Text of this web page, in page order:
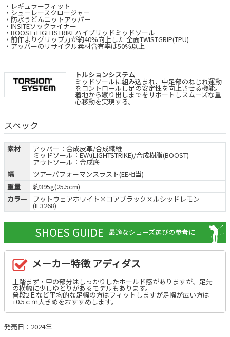
・レギュラーフィット
・シューレースクロージャー
・防水うどんニットアッパー
・INSITEソックライナー
・BOOST+LIGHTSTRIKEハイブリッドミッドソール
・前作よりグリップ力が約40%向上した 全面TWISTGRIP(TPU)
・アッパーのリサイクル素材含有率は50%以上
トルションシステム
ミッドソールに組み込まれ、中足部のねじれ運動
をコントロールし足の安定性を向上させる機能。
着地から蹴り出しまでをサポートしスムーズな重
心移動を実現する。
スペック
素材 アッパー：合成皮革/合成繊維
ミッドソール：EVA(LIGHTSTRIKE)/合成樹脂(BOOST)
アウトソール：合成底
幅
ツアーパフォーマンスラスト(EE相当)
重量
約395g(25.5cm)
カラー
フットウェアホワイト×コアブラック×ルシッドレモン
(IF3268)
SHOES GUIDE 最適なシューズ選びの参考に
メーカー特徴 アディダス
土踏まず・甲の部分はしっかりしたホールド感がありますが、足先
の横幅に少しゆとりがあるモデルもあります。
普段2Ｅなど平均的な足幅の方はフィットしますが足幅が広い方は
+0.5ｃｍ大きめをおすすめします。
発売日：2024年